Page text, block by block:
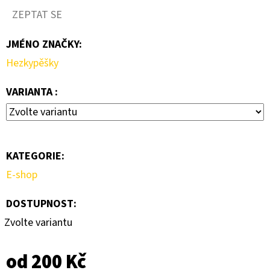
ZEPTAT SE
JMÉNO ZNAČKY:
Hezkypěšky
VARIANTA :
KATEGORIE:
E-shop
DOSTUPNOST:
Zvolte variantu
od200 Kč